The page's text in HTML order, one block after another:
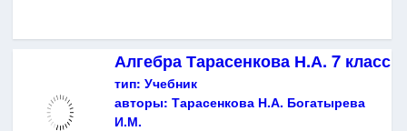
Алгебра Тарасенкова Н.А. 7 класс
тип: Учебник
авторы: Тарасенкова Н.А. Богатырева
И.М.